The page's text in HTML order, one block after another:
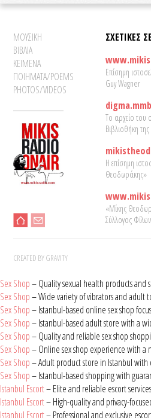
ΜΟΥΣΙΚΗ
ΒΙΒΛΙΑ
ΚΕΙΜΕΝΑ
ΠΟΙΗΜΑΤΑ/POEMS
PHOTOS/VIDEOS
ΣΧΕΤΙΚΕΣ
Επίσημη
Guy Wagner
Το αρχείο του
Βιβλιοθήκη
Η επίσημη
Θεοδωράκης»
«Μίκης
Σύλλογος
CREATED BY GRAVITY
Sex Shop– Quality sexual health products and
Sex Shop– Wide variety of vibrators and adult
Sex Shop– Istanbul-based online sex shop
Sex Shop– Istanbul-based adult store with a
Sex Shop– Quality and reliable sex shop
Sex Shop– Online sex shop experience with
Sex Shop– Adult product store in Istanbul with
Sex Shop– Istanbul-based shopping with
Istanbul Escort– Elite and reliable escort
Istanbul Escort– High-quality and privacy-
Istanbul Escort– Professional and exclusive